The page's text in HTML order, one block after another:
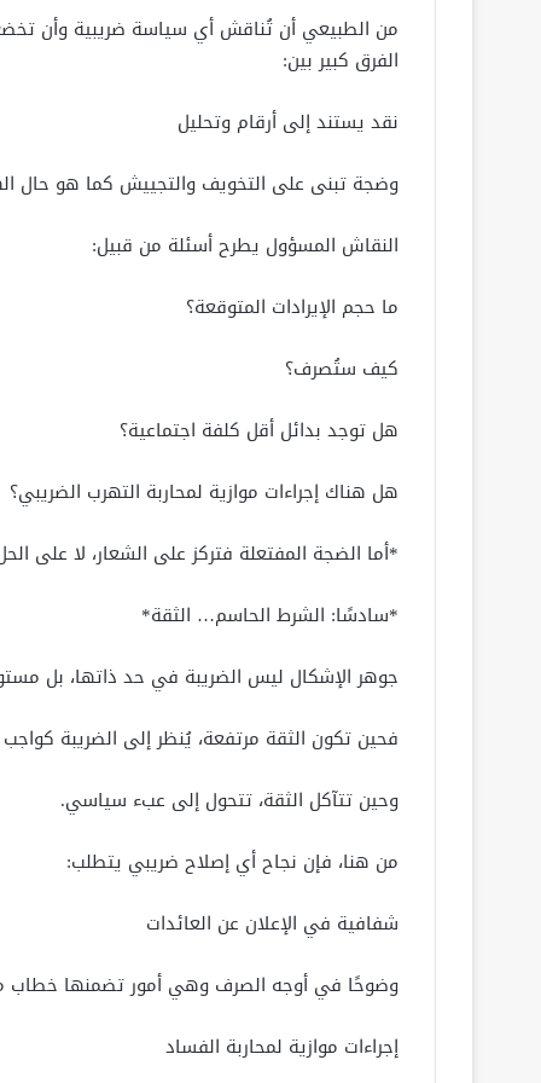
من الطبيعي أن تُناقش أي سياسة ضريبية وأن
الفرق كبير بين:
نقد يستند إلى أرقام وتحليل
وضجة تبنى على التخويف والتجييش كما هو حال
النقاش المسؤول يطرح أسئلة من قبيل:
ما حجم الإيرادات المتوقعة؟
كيف ستُصرف؟
هل توجد بدائل أقل كلفة اجتماعية؟
هل هناك إجراءات موازية لمحاربة التهرب الضريبي؟
*أما الضجة المفتعلة فتركز على الشعار، لا على
*سادسًا: الشرط الحاسم… الثقة*
جوهر الإشكال ليس الضريبة في حد ذاتها، بل
فحين تكون الثقة مرتفعة، يُنظر إلى الضريبة
وحين تتآكل الثقة، تتحول إلى عبء سياسي.
من هنا، فإن نجاح أي إصلاح ضريبي يتطلب:
شفافية في الإعلان عن العائدات
وضوحًا في أوجه الصرف وهي أمور تضمنها خطاب
إجراءات موازية لمحاربة الفساد